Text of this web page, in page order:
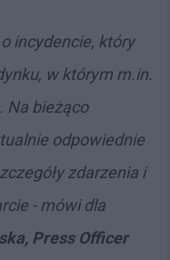
incydencie, który
w którym m.in.
Na bieżąco
odpowiednie
zdarzenia i
- mówi dla
Press Officer